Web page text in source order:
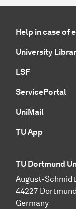
Help in case of
University
LSF
ServicePortal
UniMail
TU App
TU Dortmund
August-
44227
Germany